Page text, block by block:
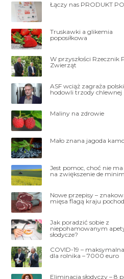
Łączy nas PRODUKT
Truskawki a glikemia
poposiłkowa
W przyszłości Rzecznik
Zwierząt
ASF wciąż zagraża
hodowli trzody chlewnej
Maliny na zdrowie
Mało znana jagoda
Jest pomoc, choć nie
na zwiększenie de
Nowe przepisy –
mięsa flagą kraju
Jak poradzić sobie z
niepohamowanym
słodycze?
COVID-19 –
dla rolnika – 7000 euro
Eliminacja słodyczy – 8